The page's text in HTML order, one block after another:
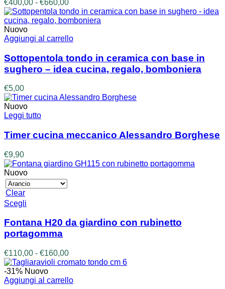
opzioni
possono
essere
scelte
nella
del
prodotto
€400,00 - €660,00
di
prezzo:
€400,00
€660,00
Nuovo
Aggiungi al carrello
Sottopentola tondo in ceramica con base in
sughero – idea cucina, regalo, bomboniera
€5,00
Nuovo
Leggi tutto
Timer cucina meccanico Alessandro Borghese
€9,90
Nuovo
Clear
Scegli
ha
più
varianti.
Le
opzioni
possono
essere
scelte
Fontana H20 da giardino con rubinetto
portagomma
€110,00 - €160,00Fascia
di
da
-31% Nuovo
Aggiungi al carrello